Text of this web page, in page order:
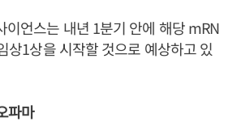
이언스는 내년 1분기 안에 해당 mRN
상1상을 시작할 것으로 예상하고 있
파마